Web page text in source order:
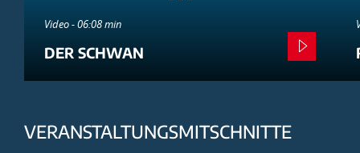
Video - 06:08 min
DER SCHWAN
VERANSTALTUNGSMITSCHNITTE